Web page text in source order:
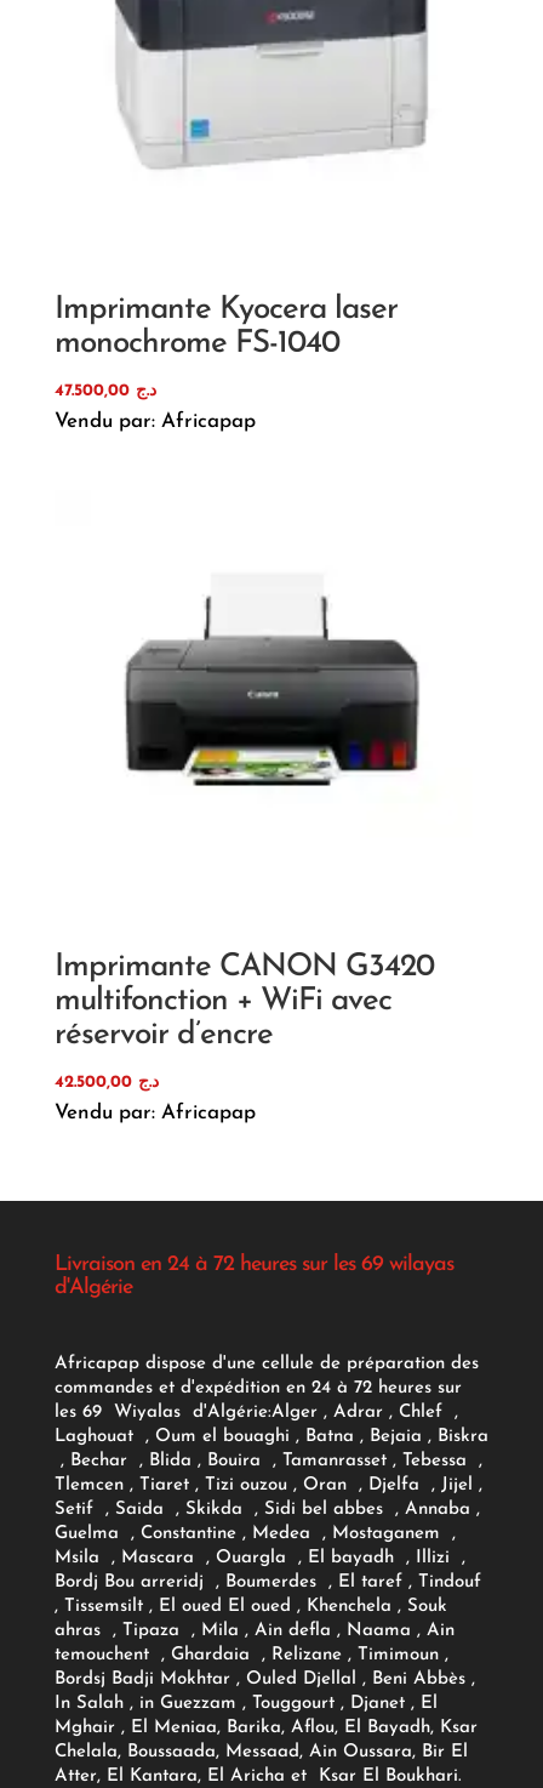
Imprimante Kyocera laser
monochrome FS-1040
د.ج 47.500,00
Vendu par: Africapap
Imprimante CANON G3420
multifonction + WiFi avec
réservoir d’encre
د.ج 42.500,00
Vendu par: Africapap
Livraison en 24 à 72 heures sur les 69 wilayas
d'Algérie
Africapap dispose d'une cellule de préparation des
commandes et d'expédition en 24 à 72 heures sur
les 69 Wiyalas d'Algérie:Alger , Adrar, Chlef ,
Laghouat , Oum el bouaghi , Batna , Bejaia , Biskra
, Bechar , Blida , Bouira , Tamanrasset , Tebessa ,
Tlemcen , Tiaret , Tizi ouzou , Oran , Djelfa , Jijel ,
Setif , Saida , Skikda , Sidi bel abbes , Annaba ,
Guelma , Constantine , Medea , Mostaganem ,
Msila , Mascara , Ouargla , El bayadh , Illizi ,
Bordj Bou arreridj , Boumerdes , El taref , Tindouf
, Tissemsilt , El oued El oued , Khenchela , Souk
ahras , Tipaza , Mila , Ain defla , Naama , Ain
temouchent , Ghardaia , Relizane , Timimoun ,
Bordsj Badji Mokhtar , Ouled Djellal , Beni Abbès ,
In Salah , in Guezzam , Touggourt , Djanet , El
Mghair , El Meniaa, Barika, Aflou, El Bayadh, Ksar
Chelala, Boussaada, Messaad, Ain Oussara, Bir El
Atter, El Kantara, El Aricha et Ksar El Boukhari.